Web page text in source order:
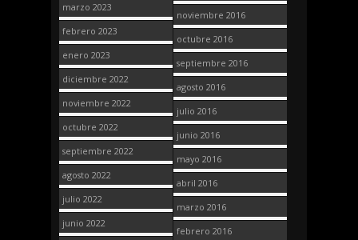
marzo 2023
febrero 2023
enero 2023
diciembre 2022
noviembre 2022
octubre 2022
septiembre 2022
agosto 2022
julio 2022
junio 2022
noviembre 2016
octubre 2016
septiembre 2016
agosto 2016
julio 2016
junio 2016
mayo 2016
abril 2016
marzo 2016
febrero 2016